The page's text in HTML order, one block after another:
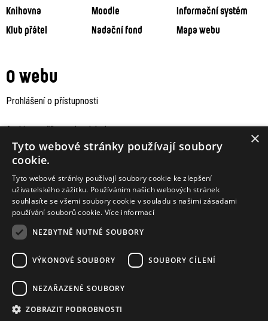
Knihovna
Moodle
Informační systém
Klub přátel
Nadační fond Mapa webu
O webu
Prohlášení o přístupnosti
Archiv staršího webu Jaboku
Podporují nás
×
Tyto webové stránky používají soubory
cookie.
Tyto webové stránky používají soubory cookie ke zlepšení
uživatelského zážitku. Používáním našich webových stránek
souhlasíte se všemi soubory cookie v souladu s našimi zásadami
používání souborů cookie. Více informací
NEZBYTNĚ NUTNÉ SOUBORY
VÝKONOVÉ SOUBORY SOUBORY CÍLENÍ
NEZAŘAZENÉ SOUBORY
ZOBRAZIT PODROBNOSTI